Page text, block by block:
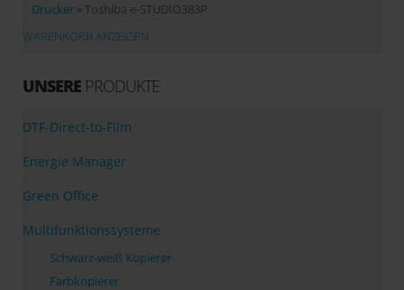
Drucker »Toshiba e-STUDIO383P
WARENKORB ANZEIGEN
UNSERE PRODUKTE
DTF-Direct-to-Film
Energie Manager
Green Office
Multifunktionssysteme
Schwarz-weiß Kopierer
Farbkopierer